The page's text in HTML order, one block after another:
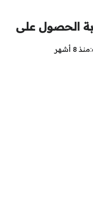
الحصول على
منذ 8 أشهر